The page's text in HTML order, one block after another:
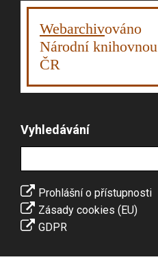
Webarchivováno
Národní knihovnou
ČR
Vyhledávání
Prohlášní o přístupnosti
Zásady cookies (EU)
GDPR